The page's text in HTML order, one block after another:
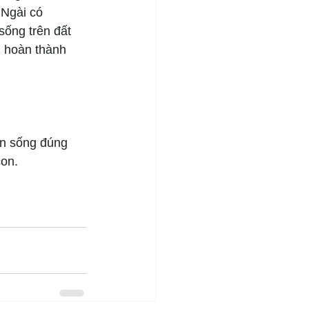
có
trên đất
thành
sống đúng